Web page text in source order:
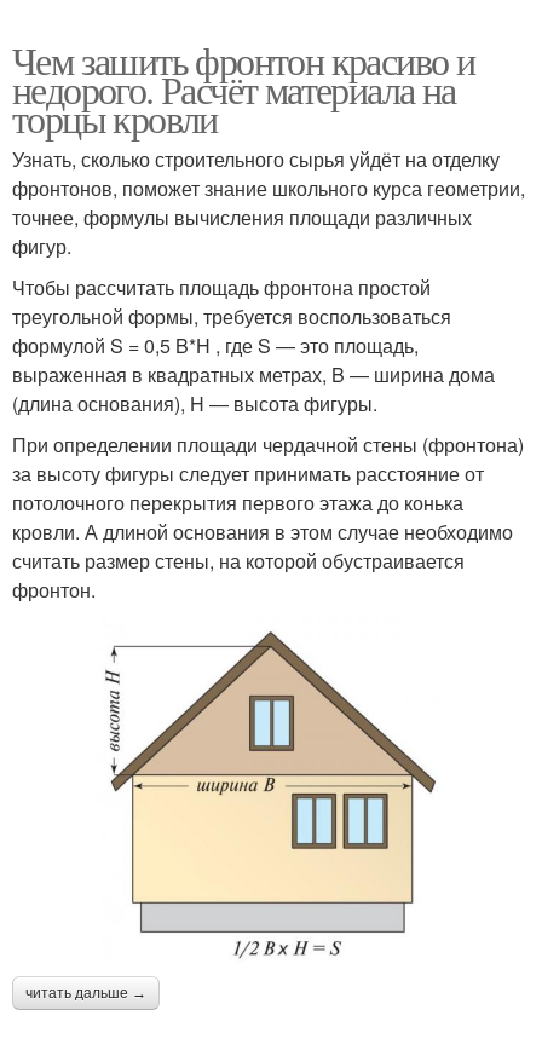
Чем зашить фронтон красиво и
недорого. Расчёт материала на
торцы кровли
Узнать, сколько строительного сырья уйдёт на отделку
фронтонов, поможет знание школьного курса геометрии,
точнее, формулы вычисления площади различных
фигур.
Чтобы рассчитать площадь фронтона простой
треугольной формы, требуется воспользоваться
формулой S = 0,5 B*H , где S — это площадь,
выраженная в квадратных метрах, B — ширина дома
(длина основания), H — высота фигуры.
При определении площади чердачной стены (фронтона)
за высоту фигуры следует принимать расстояние от
потолочного перекрытия первого этажа до конька
кровли. А длиной основания в этом случае необходимо
считать размер стены, на которой обустраивается
фронтон.
читать дальше →